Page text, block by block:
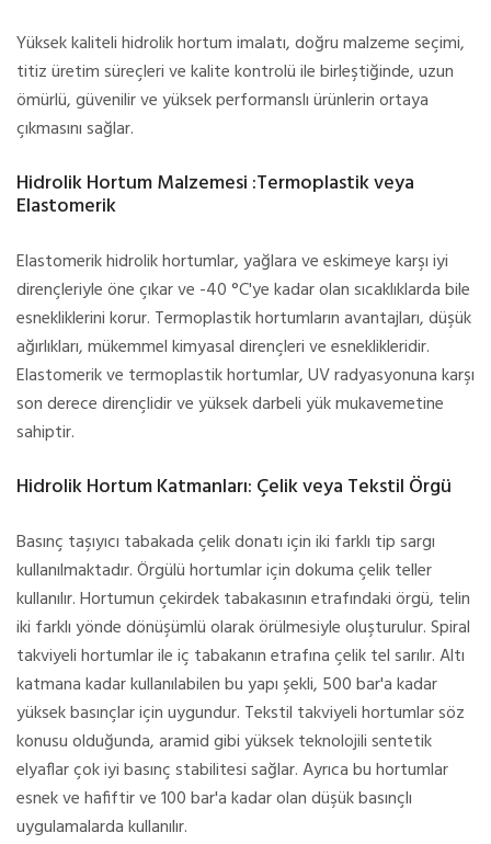
Yüksek kaliteli hidrolik hortum imalatı, doğru malzeme seçimi,
titiz üretim süreçleri ve kalite kontrolü ile birleştiğinde, uzun
ömürlü, güvenilir ve yüksek performanslı ürünlerin ortaya
çıkmasını sağlar.
Hidrolik Hortum Malzemesi :Termoplastik veya
Elastomerik
Elastomerik hidrolik hortumlar, yağlara ve eskimeye karşı iyi
dirençleriyle öne çıkar ve -40 °C'ye kadar olan sıcaklıklarda bile
esnekliklerini korur. Termoplastik hortumların avantajları, düşük
ağırlıkları, mükemmel kimyasal dirençleri ve esneklikleridir.
Elastomerik ve termoplastik hortumlar, UV radyasyonuna karşı
son derece dirençlidir ve yüksek darbeli yük mukavemetine
sahiptir.
Hidrolik Hortum Katmanları: Çelik veya Tekstil Örgü
Basınç taşıyıcı tabakada çelik donatı için iki farklı tip sargı
kullanılmaktadır. Örgülü hortumlar için dokuma çelik teller
kullanılır. Hortumun çekirdek tabakasının etrafındaki örgü, telin
iki farklı yönde dönüşümlü olarak örülmesiyle oluşturulur. Spiral
takviyeli hortumlar ile iç tabakanın etrafına çelik tel sarılır. Altı
katmana kadar kullanılabilen bu yapı şekli, 500 bar'a kadar
yüksek basınçlar için uygundur. Tekstil takviyeli hortumlar söz
konusu olduğunda, aramid gibi yüksek teknolojili sentetik
elyaflar çok iyi basınç stabilitesi sağlar. Ayrıca bu hortumlar
esnek ve hafiftir ve 100 bar'a kadar olan düşük basınçlı
uygulamalarda kullanılır.